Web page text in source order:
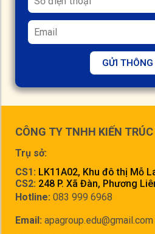
GỬI
CÔNG TY TNHH KIẾN
Trụ sở:
CS1: LK11A02, Khu đô thị Mỗ
CS2: 248 P. Xã Đàn, Phương
Hotline: 083 999 6968
Email: apagroup.edu@gmail.com